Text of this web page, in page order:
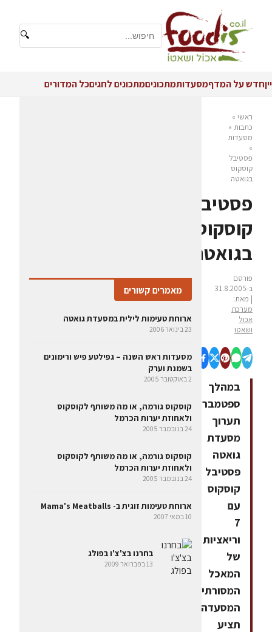
🔍
ייןחדש על המדףמסעדותמתכוניםמתכונים לחגיםכל המדורים
ראשי »
כתבות »
מסעדות
»
פסטיבל
קוסקוס
בגואטה
פסטיבל
קוסקוס
בגואטה
פורסם
ב-31.8.2005
| מאת:
מערכת
אכול
ושאטו
במהלך
ספטמבר
תערוך
מסעדת
גואטה
פסטיבל
קוסקוס
עם
7
וריאציות
של
המאכל
המסורתי.
המסעדה
תציע
מאמרים קשורים
ארוחת טעימות לילית במסעדת גואטה
23 בינואר 2006
מסעדות ראש השנה – גפילטע פיש ורימונים
בשמנת וערק
2 באוקטובר 2005
קוסקוס גורמה, או מה משותף לקוסקוס
ולאחוזת יערות הכרמל
24 בנובמבר 2005
קוסקוס גורמה, או מה משותף לקוסקוס
ולאחוזת יערות הכרמל
24 בנובמבר 2005
ארוחת טעימות זוגית ב- Mama's Meatballs
10 במאי 2007
בחרנו בצ'צ'ו בפולג
13 בפברואר 2009